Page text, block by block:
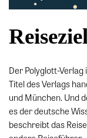
Der Polyglott-
Titel des Verlags
und München. Und
es der deutsche
beschreibt das